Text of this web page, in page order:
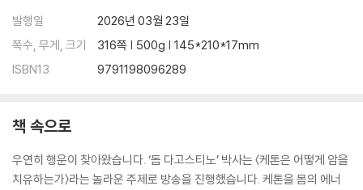
[편집자 코멘트] 사골 육수, 최상의 영양 보충제 ···217
9부. 케톤식과 단식이 만나다
[편집자 코멘트] 당뇨병, 약물 없이 치료할 수 있다 ···234
10부. 장腸에 염증이 창궐하다
발행일
2026년 03월 23일
쪽수, 무게, 크기
316쪽 | 500g | 145*210*17mm
ISBN13
9791198096289
책 속으로
우연히 행운이 찾아왔습니다. ‘돔 다고스티노’ 박사는 〈케톤은 어떻게 암을
치유하는가〉라는 놀라운 주제로 방송을 진행했습니다. 케톤을 몸의 에너